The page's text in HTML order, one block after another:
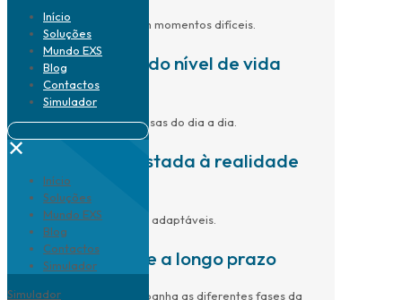
Início
Soluções
Mundo EXS
Blog
Contactos
Simulador
✕
Início
Soluções
Mundo EXS
Blog
Contactos
Simulador
Simulador
Apoio económico em momentos difíceis.
Manutenção do nível de vida
da família
Ajuda a cobrir despesas do dia a dia.
Proteção ajustada à realidade
familiar
Capital e coberturas adaptáveis.
Tranquilidade a longo prazo
Proteção que acompanha as diferentes fases da